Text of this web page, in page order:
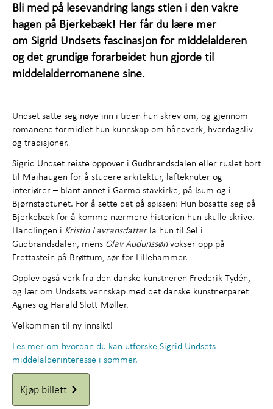
Kunnskap og læring
+
Utforsk samlingene +
Om oss
Bli med på lesevandring langs stien i den vakre
hagen på Bjerkebæk! Her får du lære mer
om Sigrid Undsets fascinasjon for middelalderen
og det grundige forarbeidet hun gjorde til
middelalderromanene sine.
Undset satte seg nøye inn i tiden hun skrev om, og gjennom
romanene formidlet hun kunnskap om håndverk, hverdagsliv
og tradisjoner.
Sigrid Undset reiste oppover i Gudbrandsdalen eller ruslet bort
til Maihaugen for å studere arkitektur, lafteknuter og
interiører – blant annet i Garmo stavkirke, på Isum og i
Bjørnstadtunet. For å sette det på spissen: Hun bosatte seg på
Bjerkebæk for å komme nærmere historien hun skulle skrive.
Handlingen i Kristin Lavransdatterla hun til Sel i
Gudbrandsdalen, mens Olav Audunssønvokser opp på
Frettastein på Brøttum, sør for Lillehammer.
Opplev også verk fra den danske kunstneren Frederik Tydén,
og lær om Undsets vennskap med det danske kunstnerparet
Agnes og Harald Slott-Møller.
Velkommen til ny innsikt!
Les mer om hvordan du kan utforske Sigrid Undsets
middelalderinteresse i sommer.
Kjøp billett